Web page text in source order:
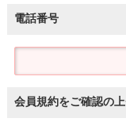
電話番号
会員規約をご確認の